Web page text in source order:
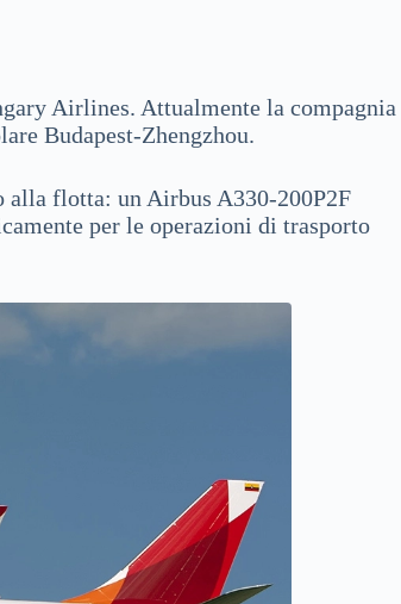
Airlines. Attualmente la compagnia
Budapest-Zhengzhou.
alla flotta: un Airbus A330-200P2F
per le operazioni di trasporto